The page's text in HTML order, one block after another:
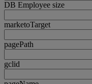
DB Employee size
marketoTarget
pagePath
gclid